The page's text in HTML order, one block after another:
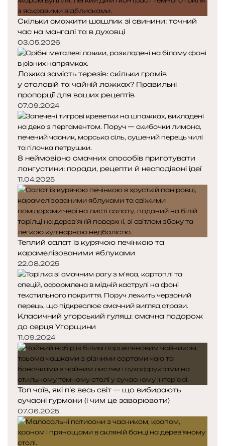
Скільки смажити шашлик зі свинини: точний
час на мангалі та в духовці
03.05.2026
Ложка замість терезів: скільки грамів
у столовій та чайній ложках? Правильні
пропорції для ваших рецептів
07.09.2024
8 неймовірно смачних способів приготувати
лангустини: поради, рецепти й несподівані ідеї
11.04.2025
Теплий салат із курячою печінкою та
карамелізованими яблуками
22.08.2025
Класичний угорський гуляш: смачна подорож
до серця Угорщини
11.09.2024
Топ чаїв, які п’є весь світ — що вибирають
сучасні гурмани (і чим це заварювати)
07.06.2025